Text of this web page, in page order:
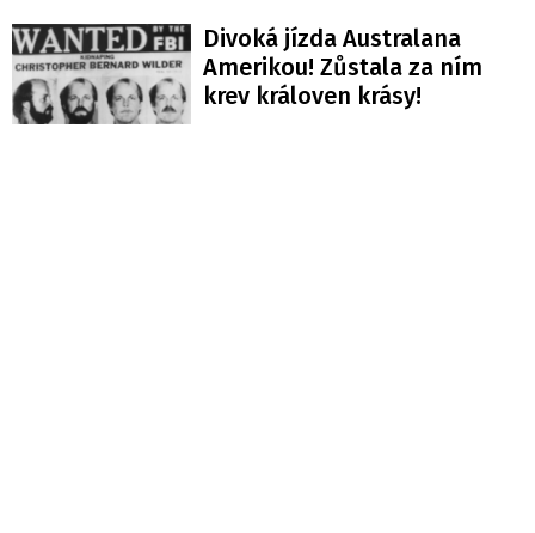
Divoká jízda Australana
Amerikou! Zůstala za ním
krev královen krásy!